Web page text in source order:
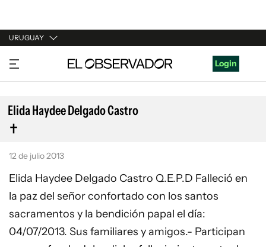
URUGUAY
URUGUAY
ARGENTINA
ESPAÑA
ESTADOS UNIDOS
Login
Elida Haydee Delgado Castro
12 de julio 2013
Elida Haydee Delgado Castro Q.E.P.D Falleció en
la paz del señor confortado con los santos
sacramentos y la bendición papal el día:
04/07/2013. Sus familiares y amigos.- Participan